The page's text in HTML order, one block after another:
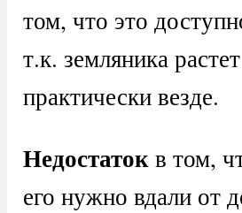
том, что это
т.к. земляника растет
практически везде.
Недостатокв том,
его нужно вдали от